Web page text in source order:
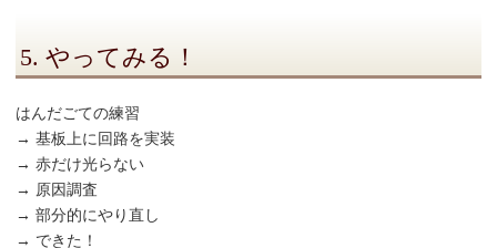
5. やってみる！
はんだごての練習
→ 基板上に回路を実装
→ 赤だけ光らない
→ 原因調査
→ 部分的にやり直し
→ できた！